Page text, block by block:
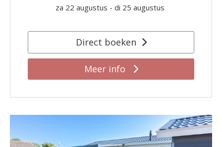
za 22 augustus - di 25 augustus
Direct boeken
Meer info